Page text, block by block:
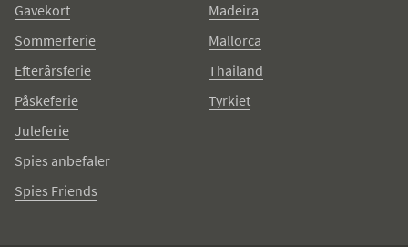
Gavekort
Sommerferie
Efterårsferie
Påskeferie
Juleferie
Spies anbefaler
Spies Friends
Madeira
Mallorca
Thailand
Tyrkiet